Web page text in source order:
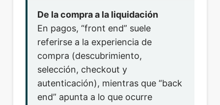
De la compra a la liquidación
En pagos, “front end” suele
referirse a la experiencia de
compra (descubrimiento,
selección, checkout y
autenticación), mientras que “back
end” apunta a lo que ocurre